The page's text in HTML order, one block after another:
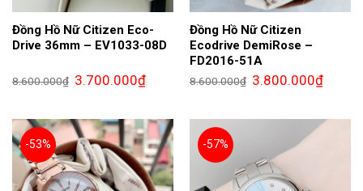
Đồng Hồ Nữ Citizen Eco-
Drive 36mm – EV1033-08D
8.600.000₫ Giá
gốc
3.700.000₫Giá
hiện
3.700.000₫.
Đồng Hồ Nữ Citizen
Ecodrive DemiRose –
FD2016-51A
8.600.000₫ Giá
gốc
3.800.000₫Giá
hiện
-53%
-57%